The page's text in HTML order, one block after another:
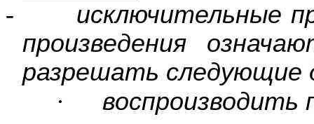
-
исключительные
произведения
разрешать следующие
·
воспроизводить